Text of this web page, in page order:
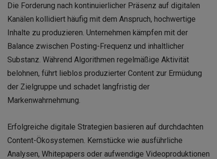
Die Forderung nach kontinuierlicher Präsenz auf digitalen
Kanälen kollidiert häufig mit dem Anspruch, hochwertige
Inhalte zu produzieren. Unternehmen kämpfen mit der
Balance zwischen Posting-Frequenz und inhaltlicher
Substanz. Während Algorithmen regelmäßige Aktivität
belohnen, führt lieblos produzierter Content zur Ermüdung
der Zielgruppe und schadet langfristig der
Markenwahrnehmung.
Erfolgreiche digitale Strategien basieren auf durchdachten
Content-Ökosystemen. Kernstücke wie ausführliche
Analysen, Whitepapers oder aufwendige Videoproduktionen